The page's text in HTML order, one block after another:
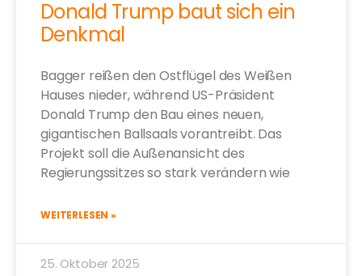
Donald Trump baut sich ein
Denkmal
Bagger reißen den Ostflügel des Weißen
Hauses nieder, während US-Präsident
Donald Trump den Bau eines neuen,
gigantischen Ballsaals vorantreibt. Das
Projekt soll die Außenansicht des
Regierungssitzes so stark verändern wie
WEITERLESEN »
25. Oktober 2025